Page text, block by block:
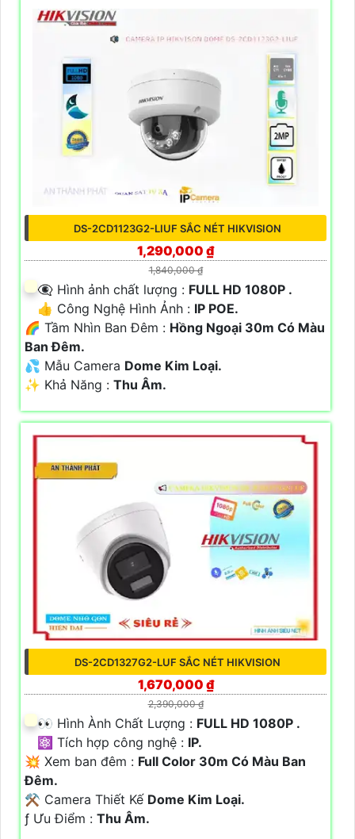
DS-2CD1123G2-LIUF SẮC NÉT HIKVISION
1,290,000 ₫
1,840,000 ₫
👁️‍🗨 Hình ảnh chất lượng : FULL HD 1080P .
👍 Công Nghệ Hình Ảnh : IP POE.
🌈 Tầm Nhìn Ban Đêm : Hồng Ngoại 30m Có Màu
Ban Đêm.
💦 Mẫu Camera Dome Kim Loại.
️✨ Khả Năng : Thu Âm.
DS-2CD1327G2-LUF SẮC NÉT HIKVISION
1,670,000 ₫
2,390,000 ₫
️👀 Hình Ành Chất Lượng : FULL HD 1080P .
⚛️ Tích hợp công nghệ : IP.
💥 Xem ban đêm : Full Color 30m Có Màu Ban
Đêm.
⚒ Camera Thiết Kế Dome Kim Loại.
️ƒ Ưu Điểm : Thu Âm.